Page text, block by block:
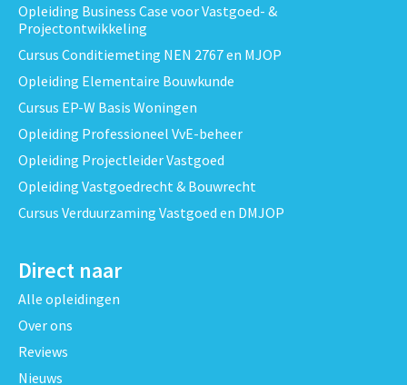
Opleiding Business Case voor Vastgoed- &
Projectontwikkeling
Cursus Conditiemeting NEN 2767 en MJOP
Opleiding Elementaire Bouwkunde
Cursus EP-W Basis Woningen
Opleiding Professioneel VvE-beheer
Opleiding Projectleider Vastgoed
Opleiding Vastgoedrecht & Bouwrecht
Cursus Verduurzaming Vastgoed en DMJOP
Direct naar
Alle opleidingen
Over ons
Reviews
Nieuws